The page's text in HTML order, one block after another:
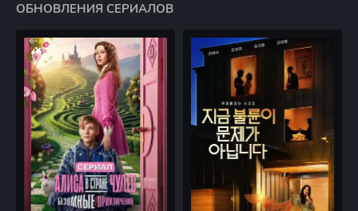
ОБНОВЛЕНИЯ СЕРИАЛОВ